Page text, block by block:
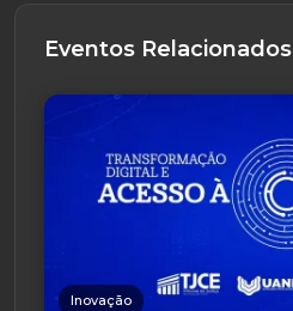
Eventos Relacionados
Inovação